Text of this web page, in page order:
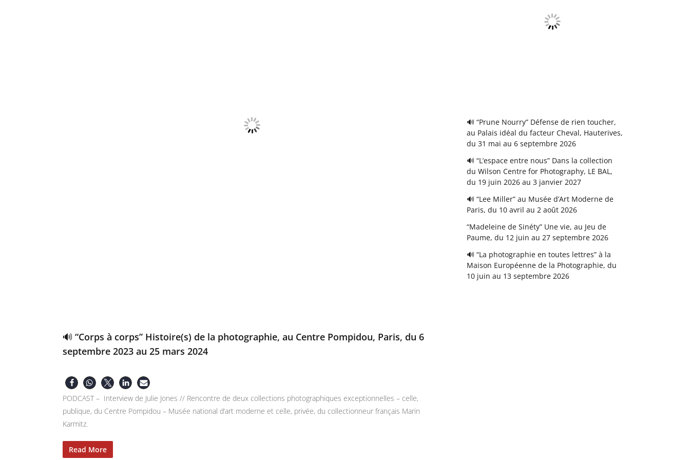
🔊 “Corps à corps” Histoire(s) de la photographie, au Centre Pompidou, Paris, du 6
septembre 2023 au 25 mars 2024
PODCAST – Interview de Julie Jones // Rencontre de deux collections photographiques exceptionnelles – celle,
publique, du Centre Pompidou – Musée national d’art moderne et celle, privée, du collectionneur français Marin
Karmitz.
Read More
🔊 “Prune Nourry” Défense de rien toucher,
au Palais idéal du facteur Cheval, Hauterives,
du 31 mai au 6 septembre 2026
🔊 “L’espace entre nous” Dans la collection
du Wilson Centre for Photography, LE BAL,
du 19 juin 2026 au 3 janvier 2027
🔊 “Lee Miller” au Musée d’Art Moderne de
Paris, du 10 avril au 2 août 2026
“Madeleine de Sinéty” Une vie, au Jeu de
Paume, du 12 juin au 27 septembre 2026
🔊 “La photographie en toutes lettres” à la
Maison Européenne de la Photographie, du
10 juin au 13 septembre 2026